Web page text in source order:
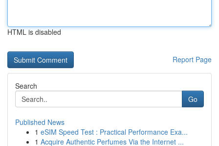
HTML is disabled
Report Page
Search
Go
Published News
1 eSIM Speed Test : Practical Performance Exa...
1 Acquire Authentic Perfumes Via the Internet ...